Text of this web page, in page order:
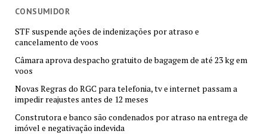
CONSUMIDOR
STF suspende ações de indenizações por atraso e
cancelamento de voos
Câmara aprova despacho gratuito de bagagem de até 23 kg em
voos
Novas Regras do RGC para telefonia, tv e internet passam a
impedir reajustes antes de 12 meses
Construtora e banco são condenados por atraso na entrega de
imóvel e negativação indevida